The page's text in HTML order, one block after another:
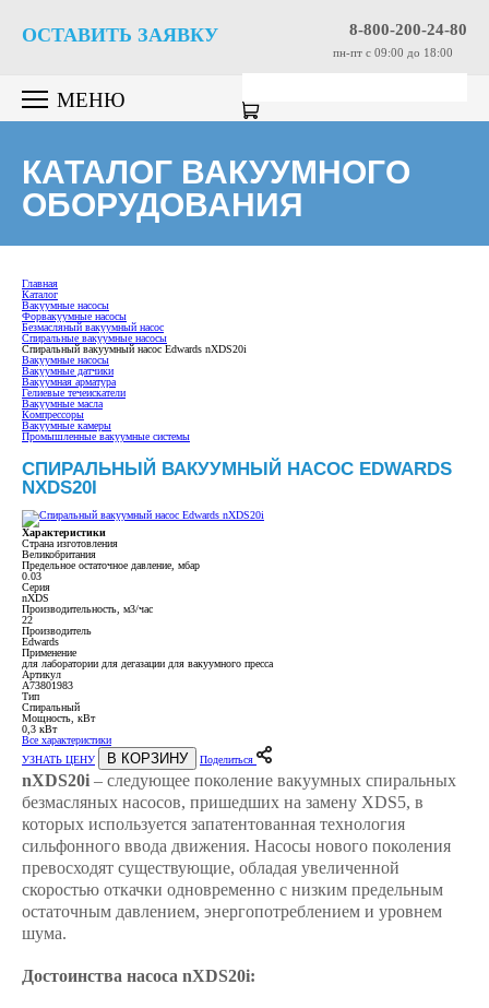
8-800-200-24-80
пн-пт c 09:00 до 18:00
ОСТАВИТЬ ЗАЯВКУ
МЕНЮ
КАТАЛОГ ВАКУУМНОГО
ОБОРУДОВАНИЯ
Главная
Каталог
Вакуумные насосы
Форвакуумные насосы
Безмасляный вакуумный насос
Спиральные вакуумные насосы
Спиральный вакуумный насос Edwards nXDS20i
Вакуумные насосы
Вакуумные датчики
Вакуумная арматура
Гелиевые течеискатели
Вакуумные масла
Компрессоры
Вакуумные камеры
Промышленные вакуумные системы
СПИРАЛЬНЫЙ ВАКУУМНЫЙ НАСОС EDWARDS
NXDS20I
Характеристики
Страна изготовления
Великобритания
Предельное остаточное давление, мбар
0.03
Серия
nXDS
Производительность, м3/час
22
Производитель
Edwards
Применение
для лаборатории для дегазации для вакуумного пресса
Артикул
A73801983
Тип
Спиральный
Мощность, кВт
0,3 кВт
Все характеристики
УЗНАТЬ ЦЕНУ
В КОРЗИНУ Поделиться
nXDS20i – следующее поколение вакуумных спиральных
безмасляных насосов, пришедших на замену XDS5, в
которых используется запатентованная технология
сильфонного ввода движения. Насосы нового поколения
превосходят существующие, обладая увеличенной
скоростью откачки одновременно с низким предельным
остаточным давлением, энергопотреблением и уровнем
шума.
Достоинства насоса nXDS20i: